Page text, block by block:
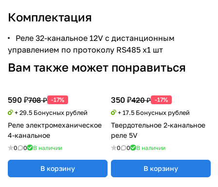
Комплектация
Реле 32-канальное 12V с дистанционным
управлением по протоколу RS485 x1 шт
Вам также может понравиться
590 ₽708 ₽ -17%
+ 29.5 Бонусных рублей
Реле электромеханическое
4-канальное
0 0 В наличии
В корзину
350 ₽420 ₽ -17%
+ 17.5 Бонусных рублей
Твердотельное 2-канальное
реле 5V
0 0 В наличии
В корзину